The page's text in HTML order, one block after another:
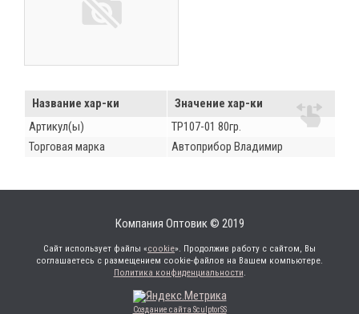
Название хар-ки
Значение хар-ки
Артикул(ы)
ТР107-01 80гр.
Торговая марка
Автоприбор Владимир
Компания Оптовик © 2019
Сайт использует файлы «cookie». Продолжив работу с сайтом, Вы
соглашаетесь с размещением cookie-файлов на Вашем компьютере.
Политика конфиденциальности.
Создание сайта SculptorSS